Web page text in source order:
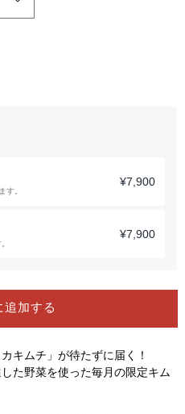
す。
¥7,900
¥7,900
追加する
キムチ」が待たずに届く！
た野菜を使った毎月の限定キム